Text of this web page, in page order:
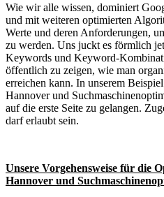
Wie wir alle wissen, dominiert
und mit weiteren optimierten
Werte und deren Anforderungen,
zu werden. Uns juckt es förmlich
Keywords und Keyword-
öffentlich zu zeigen, wie man
erreichen kann. In unserem
Hannover und
auf die erste Seite zu gelangen.
darf erlaubt sein.
Unsere Vorgehensweise für die
Hannover und